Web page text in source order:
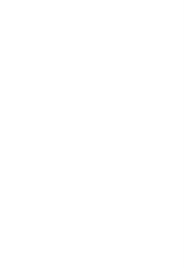
6 часов при t° от
✅ Кани темпура
✅ Кани темпура
✅ Кани темпура
Категории